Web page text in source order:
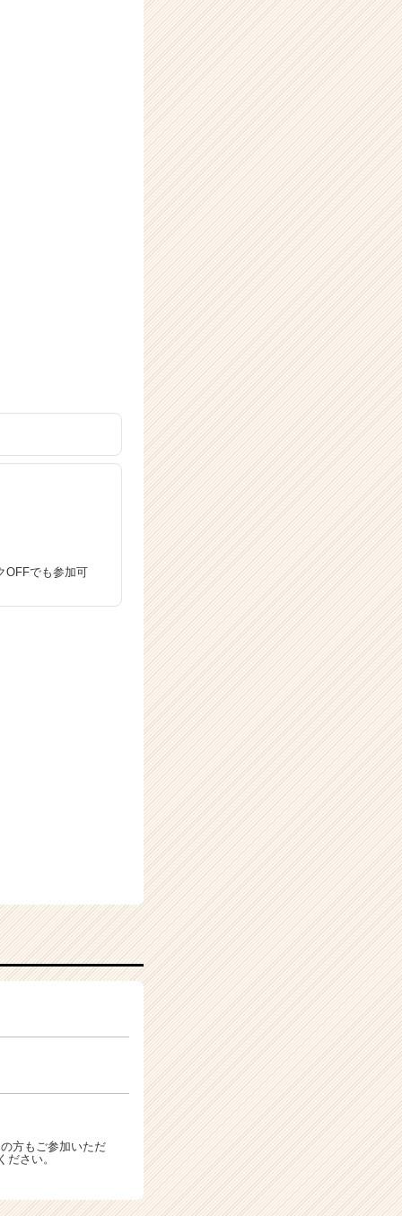
OFFでも参加可
方もご参加いただ
さい。